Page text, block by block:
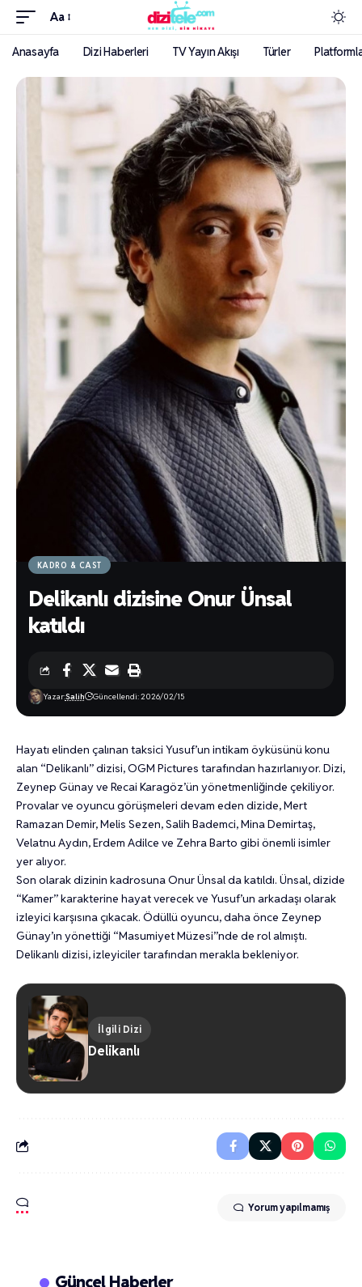
Aa
Anasayfa Dizi Haberleri TV Yayın Akışı Türler
KADRO & CAST
Delikanlı dizisine Onur Ünsal
katıldı
Yazar:Salih Güncellendi: 2026/02/15
Hayatı elinden çalınan taksici Yusuf’un intikam öyküsünü konu
alan “Delikanlı” dizisi, OGM Pictures tarafından hazırlanıyor. Dizi,
Zeynep Günay ve Recai Karagöz’ün yönetmenliğinde çekiliyor.
Provalar ve oyuncu görüşmeleri devam eden dizide, Mert
Ramazan Demir, Melis Sezen, Salih Bademci, Mina Demirtaş,
Velatnu Aydın, Erdem Adilce ve Zehra Barto gibi önemli isimler
yer alıyor.
Son olarak dizinin kadrosuna Onur Ünsal da katıldı. Ünsal, dizide
“Kamer” karakterine hayat verecek ve Yusuf’un arkadaşı olarak
izleyici karşısına çıkacak. Ödüllü oyuncu, daha önce Zeynep
Günay’ın yönettiği “Masumiyet Müzesi”nde de rol almıştı.
Delikanlı dizisi, izleyiciler tarafından merakla bekleniyor.
İlgili Dizi
Delikanlı
Yorum yapılmamış
Güncel Haberler